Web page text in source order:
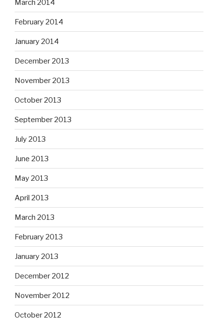
March 2014
February 2014
January 2014
December 2013
November 2013
October 2013
September 2013
July 2013
June 2013
May 2013
April 2013
March 2013
February 2013
January 2013
December 2012
November 2012
October 2012